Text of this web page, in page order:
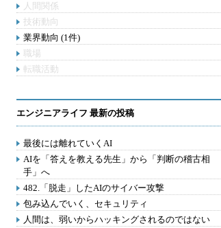
人間関係
技術動向
業界動向 (1件)
職場
転職活動
エンジニアライフ 最新の投稿
最後には離れていくAI
AIを「答えを教える先生」から「判断の稽古相
手」へ
482.「脱走」したAIのサイバー攻撃
包み込んでいく、セキュリティ
人間は、弱いからハッキングされるのではない